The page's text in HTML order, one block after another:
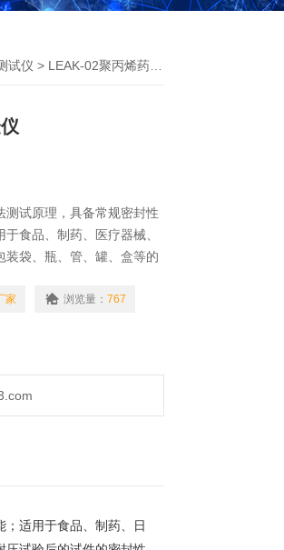
试仪 > LEAK-02聚丙烯药用滴眼剂瓶密封试验仪
试原理，具备常规密封性
食品、制药、医疗器械、
装袋、瓶、管、罐、盒等的
家 浏览量： 767
适用于食品、制药、日